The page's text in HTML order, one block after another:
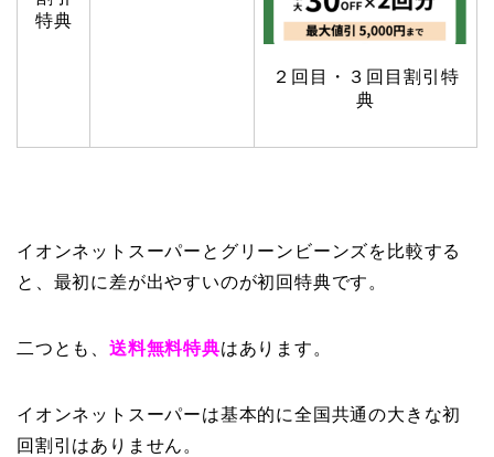
特典
２回目・３回目割引特
典
イオンネットスーパーとグリーンビーンズを比較する
と、最初に差が出やすいのが初回特典です。
二つとも、 送料無料特典はあります。
イオンネットスーパーは基本的に全国共通の大きな初
回割引はありません。